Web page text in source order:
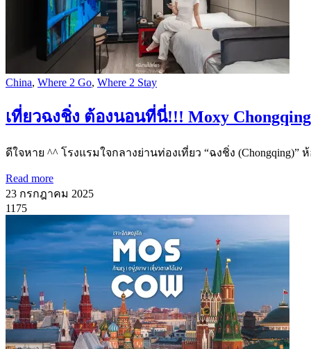
China, Where 2 Go, Where 2 Stay
เที่ยวฉงชิ่ง ต้องนอนที่นี่!!! Moxy
ดีใจหาย ^^ โรงแรมใจกลางย่านท่องเที่ยว “ฉงชิ่ง
Read more
23 กรกฎาคม 2025
1175